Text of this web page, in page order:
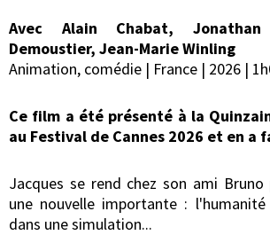
Avec Alain Chabat, Jonathan
Demoustier, Jean-Marie Winling
Animation, comédie | France | 2026 |
Ce film a été présenté à la
au Festival de Cannes 2026 et en a
Jacques se rend chez son ami
une nouvelle importante :
dans une simulation...